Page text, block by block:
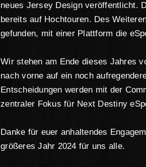
neues Jersey Design veröffentlicht.
bereits auf Hochtouren. Des
gefunden, mit einer Plattform die
Wir stehen am Ende dieses Jahres
nach vorne auf ein noch
Entscheidungen werden mit der
zentraler Fokus für Next Destiny
Danke für euer anhaltendes
größeres Jahr 2024 für uns alle.